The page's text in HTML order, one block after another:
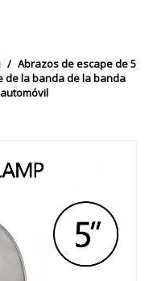
/ Abrazos de escape de 5
de la banda de la banda